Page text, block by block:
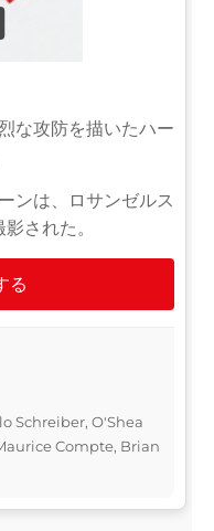
な攻防を描いたハー
ンは、ロサンゼルス
された。
る
Schreiber, O'Shea
Compte, Brian